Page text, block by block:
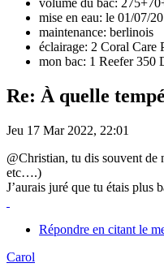
volume du bac:
mise en eau: le 01/07/
maintenance: berlinois
éclairage: 2 Coral Care
mon bac: 1 Reefer 350
Re: À quelle
Jeu 17 Mar 2022, 22:01
@Christian, tu dis souvent de
etc….)
J’aurais juré que tu étais plus
Répondre en citant le
Carol